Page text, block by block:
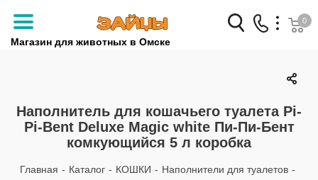
Магазин для животных в Омске
Заказать звонок
+7 (950) 959-88-32
0
Наполнитель для кошачьего туалета Pi-
Pi-Bent Deluxe Magic white Пи-Пи-Бент
комкующийся 5 л коробка
Главная - Каталог - КОШКИ - Наполнители для туалетов -